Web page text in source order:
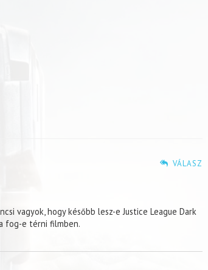
VÁLASZ
vagyok, hogy később lesz-e Justice League Dark
fog-e térni filmben.